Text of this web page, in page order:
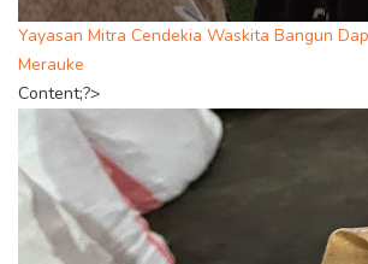
Yayasan Mitra Cendekia Waskita Bangun
Merauke
Content;?>